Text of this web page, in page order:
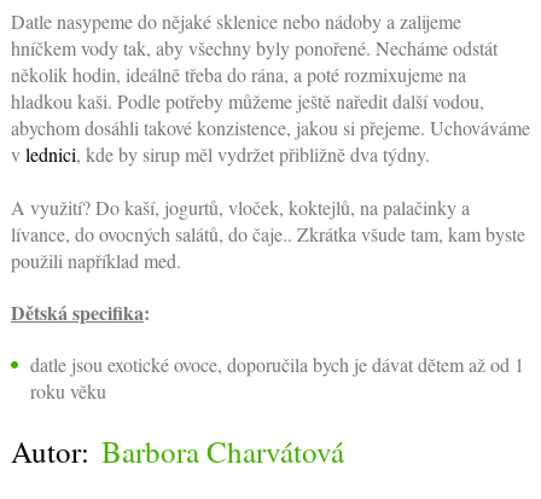
Datle nasypeme do nějaké sklenice nebo nádoby a zalijeme
hníčkem vody tak, aby všechny byly ponořené. Necháme odstát
několik hodin, ideálně třeba do rána, a poté rozmixujeme na
hladkou kaši. Podle potřeby můžeme ještě naředit další vodou,
abychom dosáhli takové konzistence, jakou si přejeme. Uchováváme
vlednici, kde by sirup měl vydržet přibližně dva týdny.
A využití? Do kaší, jogurtů, vloček, koktejlů, na palačinky a
lívance, do ovocných salátů, do čaje.. Zkrátka všude tam, kam byste
použili například med.
Dětská specifika:
datle jsou exotické ovoce, doporučila bych je dávat dětem až od 1
roku věku
Autor: Barbora Charvátová